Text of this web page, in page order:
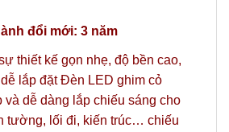
đổi mới: 3 năm
thiết kế gọn nhẹ, độ bền cao,
lắp đặt Đèn LED ghim cỏ
và dễ dàng lắp chiếu sáng cho
tường, lối đi, kiến trúc… chiếu